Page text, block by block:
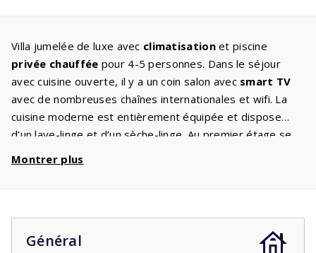
Villa jumelée de luxe avec climatisationet piscine
privée chauffée pour 4-5 personnes. Dans le séjour
avec cuisine ouverte, il y a un coin salon avec smart TV
avec de nombreuses chaînes internationales et wifi. La
cuisine moderne est entièrement équipée et dispose
d’un lave-linge et d’un sèche-linge. Au premier étage se
sommier à ressorts. Il y a un canapé-lit pour une
premier étage, il y a un WC séparé. Dans le salon et les
chambres, il y a la climatisation. Dans cette maison, il y a
Montrer plus
Général